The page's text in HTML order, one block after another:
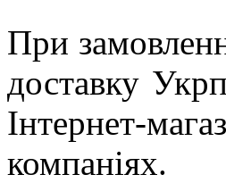
При
доставку
Інтернет-
компаніях.